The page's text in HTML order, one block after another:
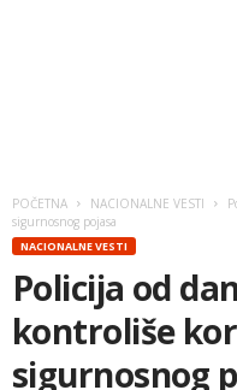
POČETNA NACIONALNE VESTI
sigurnosnog pojasa
NACIONALNE VESTI
Policija od
kontroliše
sigurnosnog